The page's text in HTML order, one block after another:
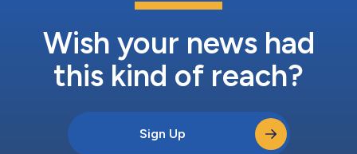
Wish your news had
this kind of reach?
Sign Up